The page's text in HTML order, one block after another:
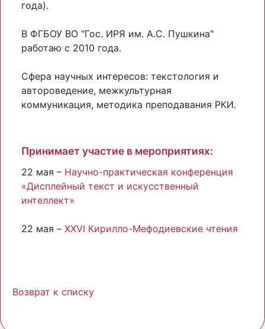
года).
В ФГБОУ ВО "Гос. ИРЯ им. А.С. Пушкина"
работаю с 2010 года.
Сфера научных интересов: текстология и
автороведение, межкультурная
коммуникация, методика преподавания РКИ.
Принимает участие в мероприятиях:
22 мая – Научно-практическая конференция
«Дисплейный текст и искусственный
интеллект»
22 мая – XXVI Кирилло-Мефодиевские чтения
Возврат к списку